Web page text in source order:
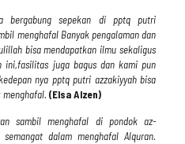
bergabung sepekan di pptq putri
menghafal Banyak pengalaman dan
bisa mendapatkan ilmu sekaligus
ini,fasilitas juga bagus dan kami pun
nya pptq putri azzakiyyah bisa
(Elsa Alzen)
sambil menghafal di pondok az-
dalam menghafal Alquran.